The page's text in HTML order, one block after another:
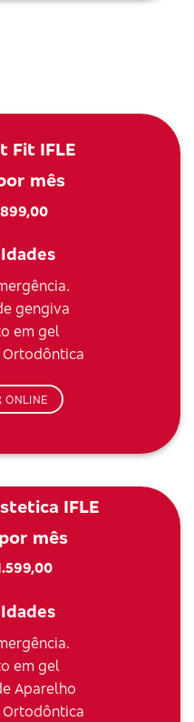
Fit IFLE
mês
gengiva
em gel
Ortodôntica
ONLINE
IFLE
mês
em gel
Aparelho
Ortodôntica